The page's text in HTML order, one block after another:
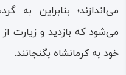
و توسل و تبرک مردمان
منطقه.
می‌اندازند؛ بنابراین به
می‌شود که بازدید و زیارت
خود به کرمانشاه بگنجانند.